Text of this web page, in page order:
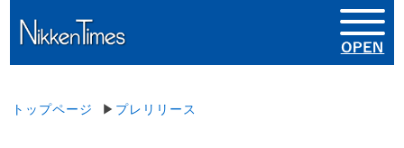
トップページ ▶ プレリリース